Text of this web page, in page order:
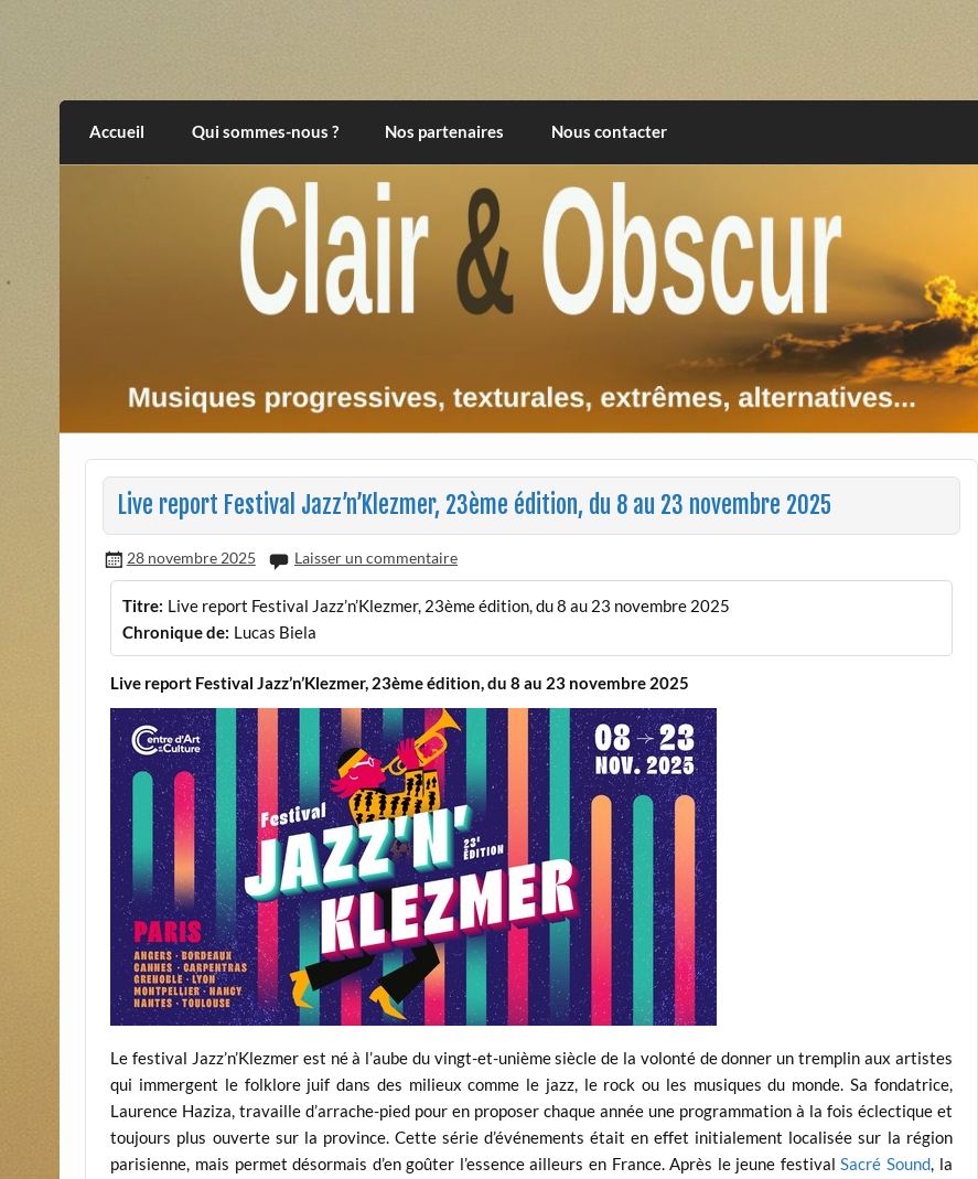
Clair et Obscur
Accueil Qui sommes-nous ? Nos partenaires Nous contacter
Live report Festival Jazz’n’Klezmer, 23ème édition, du 8 au 23 novembre 2025
28 novembre 2025 Laisser un commentaire
Titre: Live report Festival Jazz’n’Klezmer, 23ème édition, du 8 au 23 novembre 2025
Chronique de: Lucas Biela
Live report Festival Jazz’n’Klezmer, 23ème édition, du 8 au 23 novembre 2025
Le festival Jazz’n’Klezmer est né à l’aube du vingt-et-unième siècle de la volonté de donner un tremplin aux artistes
qui immergent le folklore juif dans des milieux comme le jazz, le rock ou les musiques du monde. Sa fondatrice,
Laurence Haziza, travaille d’arrache-pied pour en proposer chaque année une programmation à la fois éclectique et
toujours plus ouverte sur la province. Cette série d’événements était en effet initialement localisée sur la région
parisienne, mais permet désormais d’en goûter l’essence ailleurs en France. Après le jeune festivalSacré Sound, la